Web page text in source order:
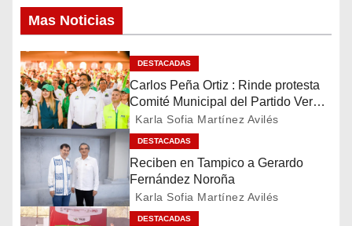
v
e
g
a
c
i
ó
Mas Noticias
DESTACADAS
Carlos Peña Ortiz : Rinde protesta
Comité Municipal del Partido Verde
en Reynosa
Karla Sofia Martínez Avilés
DESTACADAS
Reciben en Tampico a Gerardo
Fernández Noroña
Karla Sofia Martínez Avilés
DESTACADAS